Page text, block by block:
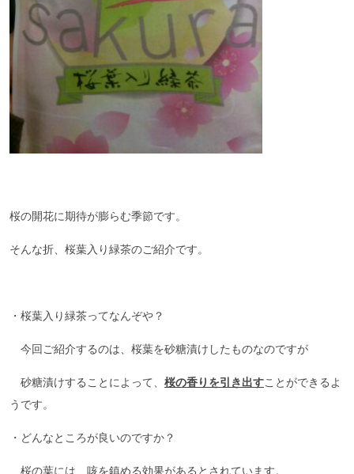
桜の開花に期待が膨らむ季節です。
そんな折、桜葉入り緑茶のご紹介です。
・桜葉入り緑茶ってなんぞや？
今回ご紹介するのは、桜葉を砂糖漬けしたものなのですが
砂糖漬けすることによって、 桜の香りを引き出すことができるよ
うです。
・どんなところが良いのですか？
桜の葉には、咳を鎮める効果があるとされています。